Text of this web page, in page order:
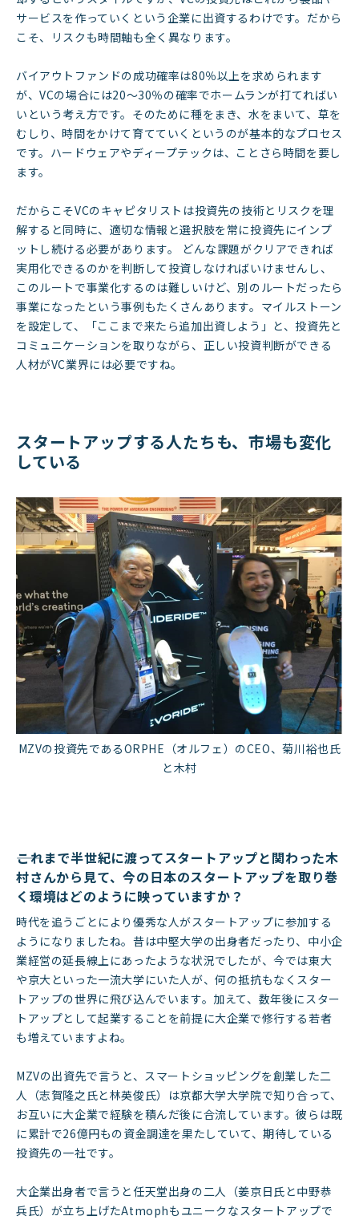
サービスを作っていくという企業に出資するわけです。だから
こそ、リスクも時間軸も全く異なります。
バイアウトファンドの成功確率は80％以上を求められます
が、VCの場合には20〜30％の確率でホームランが打てればい
いという考え方です。そのために種をまき、水をまいて、草を
むしり、時間をかけて育てていくというのが基本的なプロセス
です。ハードウェアやディープテックは、ことさら時間を要し
ます。
だからこそVCのキャピタリストは投資先の技術とリスクを理
解すると同時に、適切な情報と選択肢を常に投資先にインプ
ットし続ける必要があります。 どんな課題がクリアできれば
実用化できるのかを判断して投資しなければいけませんし、
このルートで事業化するのは難しいけど、別のルートだったら
事業になったという事例もたくさんあります。マイルストーン
を設定して、「ここまで来たら追加出資しよう」と、投資先と
コミュニケーションを取りながら、正しい投資判断ができる
人材がVC業界には必要ですね。
スタートアップする人たちも、市場も変化
している
MZVの投資先であるORPHE（オルフェ）のCEO、菊川裕也氏
と木村
――これまで半世紀に渡ってスタートアップと関わった木
村さんから見て、今の日本のスタートアップを取り巻
く環境はどのように映っていますか？
時代を追うごとにより優秀な人がスタートアップに参加する
ようになりましたね。昔は中堅大学の出身者だったり、中小企
業経営の延長線上にあったような状況でしたが、今では東大
や京大といった一流大学にいた人が、何の抵抗もなくスター
トアップの世界に飛び込んでいます。加えて、数年後にスター
トアップとして起業することを前提に大企業で修行する若者
も増えていますよね。
MZVの出資先で言うと、スマートショッピングを創業した二
人（志賀隆之氏と林英俊氏）は京都大学大学院で知り合って、
お互いに大企業で経験を積んだ後に合流しています。彼らは既
に累計で26億円もの資金調達を果たしていて、期待している
投資先の一社です。
大企業出身者で言うと任天堂出身の二人（姜京日氏と中野恭
兵氏）が立ち上げたAtmophもユニークなスタートアップで